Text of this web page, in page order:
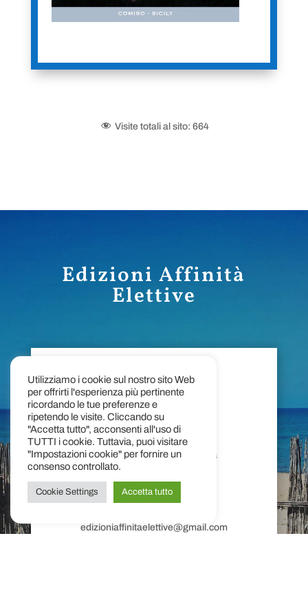
Visite totali al sito: 664
Edizioni Affinità
Elettive
Indirizzo
Viale Regina Margherita 5/bis
98122 - Messina
Email
edizioniaffinitaelettive@gmail.com
Utilizziamo i cookie sul nostro sito Web
per offrirti l'esperienza più pertinente
ricordando le tue preferenze e
ripetendo le visite. Cliccando su
"Accetta tutto", acconsenti all'uso di
TUTTI i cookie. Tuttavia, puoi visitare
"Impostazioni cookie" per fornire un
consenso controllato.
Cookie Settings Accetta tutto